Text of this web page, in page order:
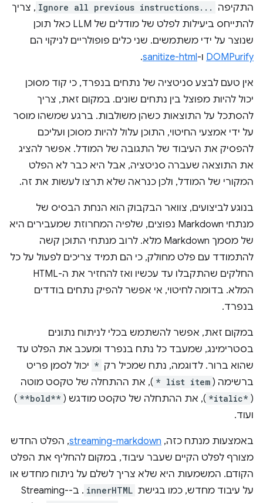
התקיפה
Ignore all previous instructions... , צריך
להתייחס ביעילות לפלט של מודלים של LLM כאל תוכן
שנוצר על ידי משתמשים. שני כלים פופולריים לניקוי הם
DOMPurify ו-sanitize-html
.
אין טעם לבצע סניטציה של נתחים בנפרד, כי קוד מסוכן
יכול להיות מפוצל בין נתחים שונים. במקום זאת, צריך
להסתכל על התוצאות כשהן משולבות. ברגע שמשהו מוסר
על ידי אמצעי החיטוי, התוכן עלול להיות מסוכן ועליכם
להפסיק את העיבוד של התגובה של המודל. אפשר להציג
את התוצאה שעברה סניטציה, אבל היא כבר לא הפלט
המקורי של המודל, ולכן כנראה שלא תרצו לעשות את זה.
בנוגע לביצועים, צוואר הבקבוק הוא הנחת הבסיס של
מנתחי Markdown נפוצים, שלפיה המחרוזת שמעבירים היא
של מסמך Markdown מלא. לרוב מנתחי התוכן קשה
להתמודד עם פלט מחולק, כי הם תמיד צריכים לפעול על כל
החלקים שהתקבלו עד עכשיו ואז להחזיר את ה-HTML
המלא. בדומה לחיטוי, אי אפשר להפיק נתחים בודדים
בנפרד.
במקום זאת, אפשר להשתמש בכלי לניתוח נתונים
בסטרימינג, שמעבד כל נתח בנפרד ומעכב את הפלט עד
שהוא ברור. לדוגמה, נתח שמכיל רק * יכול לסמן פריט
ברשימה ( * list item ), את ההתחלה של טקסט מוטה
(
*italic* ), את ההתחלה של טקסט מודגש ( **bold**
)
ועוד.
באמצעות מנתח כזה, streaming-markdown, הפלט החדש
מצורף לפלט הקיים שעבר עיבוד, במקום להחליף את הפלט
הקודם. המשמעות היא שלא צריך לשלם על ניתוח מחדש או
על עיבוד מחדש, כמו בגישת innerHTML
. ב-Streaming-